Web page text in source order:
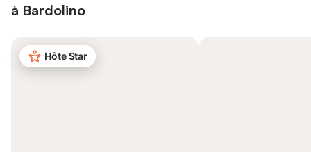
à Bardolino
Hôte Star